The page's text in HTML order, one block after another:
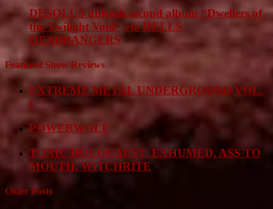
DESOLUS unleash second album “Dwellers of
the Twilight Void” via HELLS
HEADBANGERS
Featured Show Reviews
EXTREME METAL UNDERGROUND VOL.
I
POWERWOLF
TOXIC HOLOCAUST, EXHUMED, ASS TO
MOUTH, WITCHRITE
Older Posts